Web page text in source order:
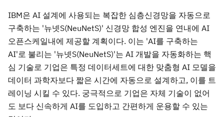
IBM은 AI 설계에 사용되는 복잡한 심층신경망을 자동으로
구축하는 '뉴넷S(NeuNetS)' 신경망 합성 엔진을 연내에 AI
오픈스케일내에 제공할 계획이다. 이는 'AI를 구축하는
AI'로 불리는 '뉴넷S(NeuNetS)'는 AI 개발을 자동화하는 핵
심 기술로 기업은 특정 데이터세트에 대한 맞춤형 AI 모델을
데이터 과학자보다 짧은 시간에 자동으로 설계하고, 이를 트
레이닝 시킬 수 있다. 궁극적으로 기업은 자체 기술이 없어
도 보다 신속하게 AI를 도입하고 간편하게 운용할 수 있는